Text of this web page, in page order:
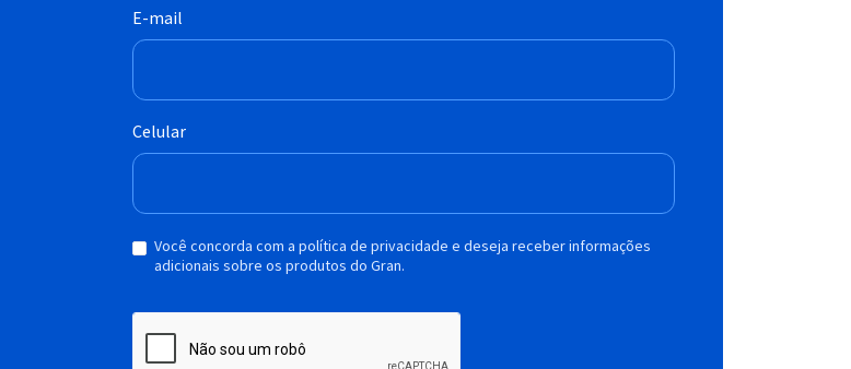
E-mail
Celular
Você concorda com a política de privacidade e deseja receber informações
adicionais sobre os produtos do Gran.